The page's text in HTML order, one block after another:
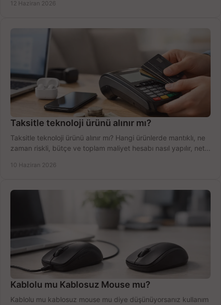
12 Haziran 2026
Taksitle teknoloji ürünü alınır mı?
Taksitle teknoloji ürünü alınır mı? Hangi ürünlerde mantıklı, ne
zaman riskli, bütçe ve toplam maliyet hesabı nasıl yapılır, net
10 Haziran 2026
Kablolu mu Kablosuz Mouse mu?
Kablolu mu kablosuz mouse mu diye düşünüyorsanız kullanım